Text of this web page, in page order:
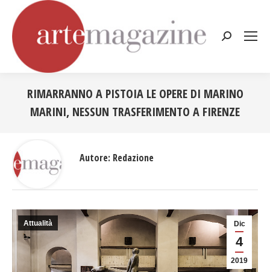
Cerca:
RIMARRANNO A PISTOIA LE OPERE DI MARINO
MARINI, NESSUN TRASFERIMENTO A FIRENZE
Dic
4
2019
Attualità
Autore: Redazione